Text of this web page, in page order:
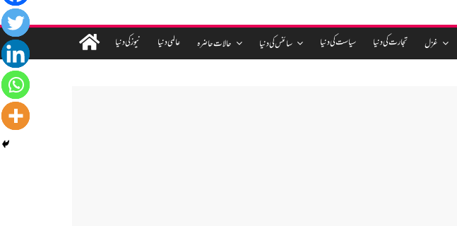
نیوز کی دنیا عالمی دنیا حالات حاضرہ سائنس کی دنیا سیاست کی دنیا تجارت کی دنیا غزل